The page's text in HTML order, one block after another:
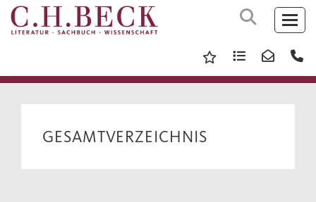
GESAMTVERZEICHNIS